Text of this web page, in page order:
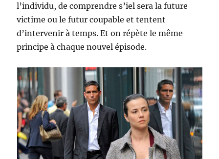
l’individu, de comprendre s’iel sera la future
victime ou le futur coupable et tentent
d’intervenir à temps. Et on répète le même
principe à chaque nouvel épisode.